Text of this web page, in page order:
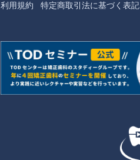
利用規約 特定商取引法に基づく表記